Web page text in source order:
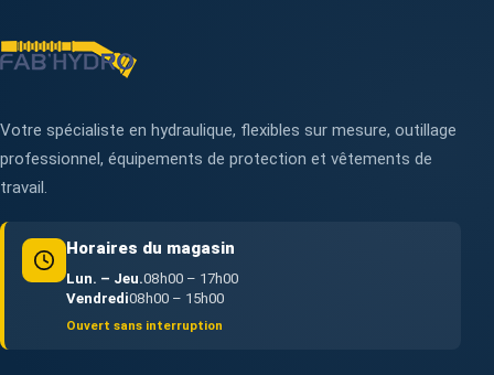
Votre spécialiste en hydraulique, flexibles sur mesure, outillage
professionnel, équipements de protection et vêtements de
travail.
Horaires du magasin
Lun. – Jeu.08h00 – 17h00
Vendredi08h00 – 15h00
Ouvert sans interruption